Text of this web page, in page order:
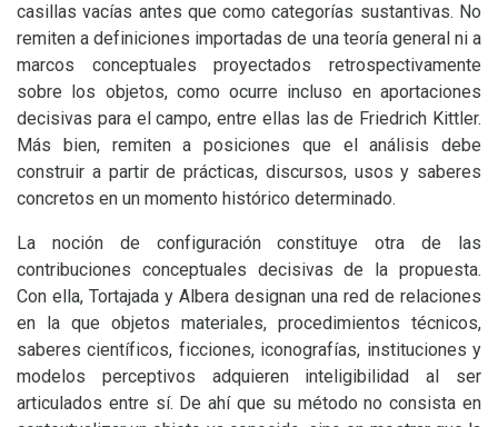
casillas vacías antes que como categorías sustantivas. No
remiten a definiciones importadas de una teoría general ni a
marcos conceptuales proyectados retrospectivamente
sobre los objetos, como ocurre incluso en aportaciones
decisivas para el campo, entre ellas las de Friedrich Kittler.
Más bien, remiten a posiciones que el análisis debe
construir a partir de prácticas, discursos, usos y saberes
concretos en un momento histórico determinado.
La noción de configuración constituye otra de las
contribuciones conceptuales decisivas de la propuesta.
Con ella, Tortajada y Albera designan una red de relaciones
en la que objetos materiales, procedimientos técnicos,
saberes científicos, ficciones, iconografías, instituciones y
modelos perceptivos adquieren inteligibilidad al ser
articulados entre sí. De ahí que su método no consista en